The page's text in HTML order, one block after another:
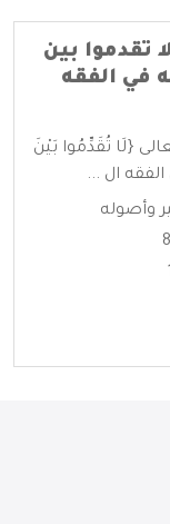
تقدموا بين
في الفقه
{لَا تُقَدِّمُوا بَيْنَ
ال ...
وأصوله